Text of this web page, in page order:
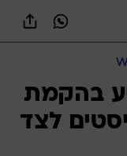
בהקמת
לצד